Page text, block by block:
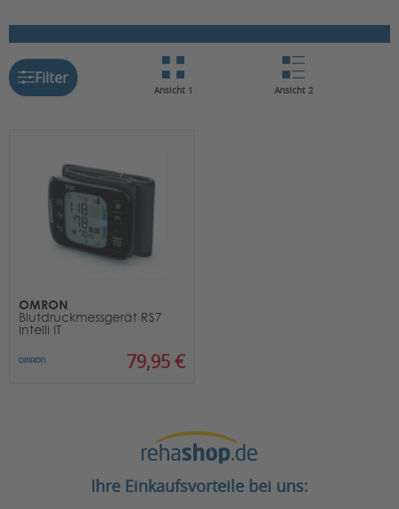
Filter
Ansicht 1 Ansicht 2
OMRON
Blutdruckmessgerät RS7
Intelli IT
79,95 €
Ihre Einkaufsvorteile bei uns: